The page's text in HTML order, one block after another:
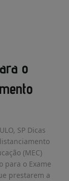
o
SP Dicas
(MEC)
para o Exame
prestarem a